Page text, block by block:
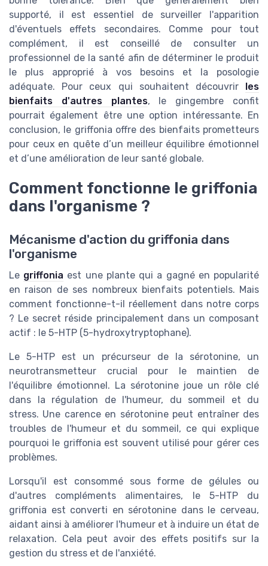
supporté, il est essentiel de surveiller l'apparition
d'éventuels effets secondaires. Comme pour tout
complément, il est conseillé de consulter un
professionnel de la santé afin de déterminer le produit
le plus approprié à vos besoins et la posologie
adéquate. Pour ceux qui souhaitent découvrir les
bienfaits d'autres plantes, le gingembre confit
pourrait également être une option intéressante. En
conclusion, le griffonia offre des bienfaits prometteurs
pour ceux en quête d’un meilleur équilibre émotionnel
et d’une amélioration de leur santé globale.
Comment fonctionne le griffonia
dans l'organisme ?
Mécanisme d'action du griffonia dans
l'organisme
Le griffonia est une plante qui a gagné en popularité
en raison de ses nombreux bienfaits potentiels. Mais
comment fonctionne-t-il réellement dans notre corps
? Le secret réside principalement dans un composant
actif : le 5-HTP (5-hydroxytryptophane).
Le 5-HTP est un précurseur de la sérotonine, un
neurotransmetteur crucial pour le maintien de
l'équilibre émotionnel. La sérotonine joue un rôle clé
dans la régulation de l'humeur, du sommeil et du
stress. Une carence en sérotonine peut entraîner des
troubles de l'humeur et du sommeil, ce qui explique
pourquoi le griffonia est souvent utilisé pour gérer ces
problèmes.
Lorsqu'il est consommé sous forme de gélules ou
d'autres compléments alimentaires, le 5-HTP du
griffonia est converti en sérotonine dans le cerveau,
aidant ainsi à améliorer l'humeur et à induire un état de
relaxation. Cela peut avoir des effets positifs sur la
gestion du stress et de l'anxiété.